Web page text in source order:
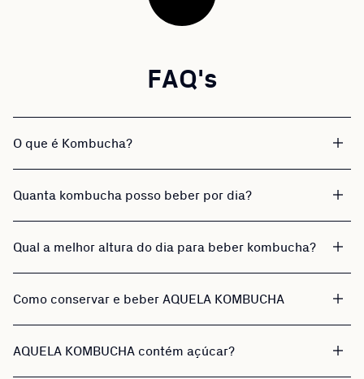
FAQ's
O que é Kombucha?
Quanta kombucha posso beber por dia?
Qual a melhor altura do dia para beber kombucha?
Como conservar e beber AQUELA KOMBUCHA
AQUELA KOMBUCHA contém açúcar?